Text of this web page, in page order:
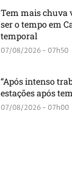
Tem mais chuva
ser o tempo em
temporal
07/08/2026 - 07h50
“Após intenso
estações após
07/08/2026 - 07h00